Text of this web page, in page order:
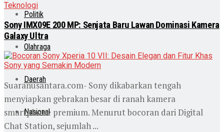
Politik
Olahraga
Daerah
Nasional
Teknologi
Sony IMX09E 200 MP: Senjata Baru Lawan Dominasi Kamera
Galaxy Ultra
Suaranusantara.com- Sony dikabarkan tengah
menyiapkan gebrakan besar di ranah kamera
smartphone premium. Menurut bocoran dari Digital
Chat Station, sejumlah ...